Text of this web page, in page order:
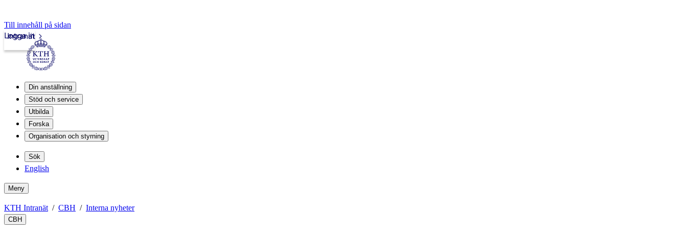
Till innehåll på sidan
Intranät
Logga in
Din anställning
Stöd och service
Utbilda
Forska
Organisation och styrning
Sök
English
Meny
KTH Intranät CBH Interna nyheter
CBH